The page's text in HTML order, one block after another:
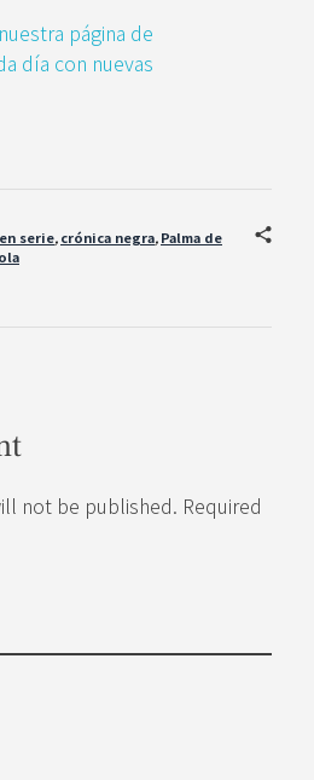
página de
día con nuevas
serie,crónica negra,Palma de
not be published. Required